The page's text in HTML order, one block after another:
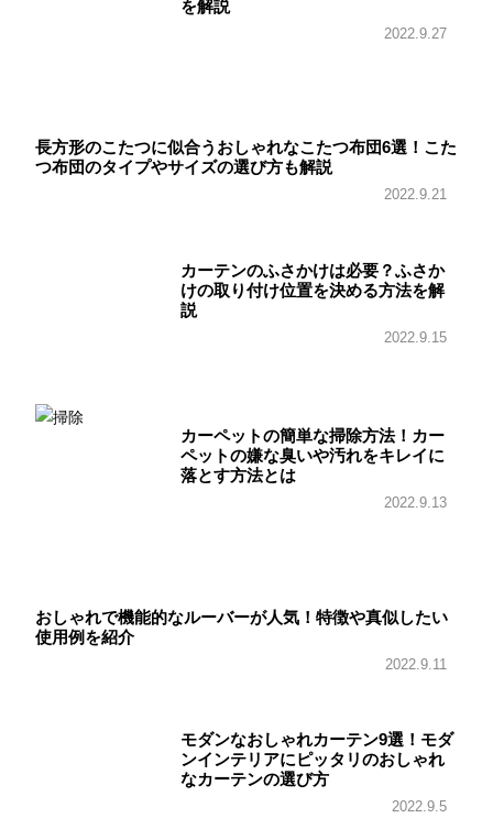
を解説
2022.9.27
長方形のこたつに似合うおしゃれなこたつ布団6選！こた
つ布団のタイプやサイズの選び方も解説
2022.9.21
カーテンのふさかけは必要？ふさか
けの取り付け位置を決める方法を解
説
2022.9.15
カーペットの簡単な掃除方法！カー
ペットの嫌な臭いや汚れをキレイに
落とす方法とは
2022.9.13
おしゃれで機能的なルーバーが人気！特徴や真似したい
使用例を紹介
2022.9.11
モダンなおしゃれカーテン9選！モダ
ンインテリアにピッタリのおしゃれ
なカーテンの選び方
2022.9.5